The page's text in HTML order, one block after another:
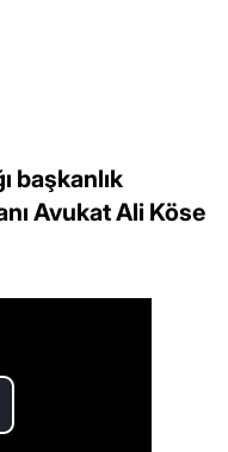
başkanlık
Avukat Ali Köse